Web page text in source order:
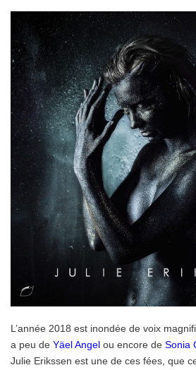
L’année 2018 est inondée de voix
a peu de Yäel Angel ou encore de Sonia
Julie Erikssen est une de ces fées, que